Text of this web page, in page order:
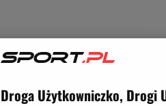
Droga Użytkowniczko, Drogi